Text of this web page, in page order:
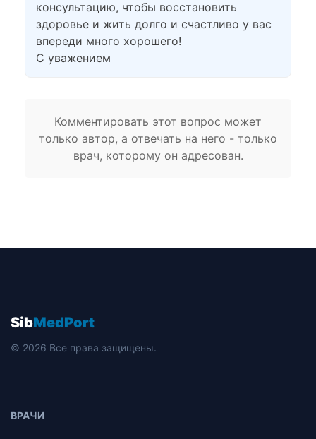
консультацию, чтобы восстановить
здоровье и жить долго и счастливо у вас
впереди много хорошего!
С уважением
Комментировать этот вопрос может
только автор, а отвечать на него - только
врач, которому он адресован.
SibMedPort
© 2026 Все права защищены.
ВРАЧИ